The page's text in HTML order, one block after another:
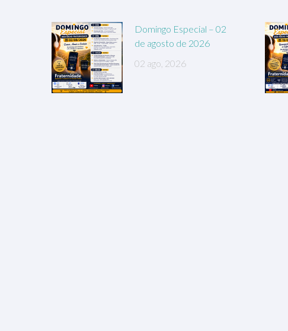
Domingo Especial – 02
de agosto de 2026
02 ago, 2026